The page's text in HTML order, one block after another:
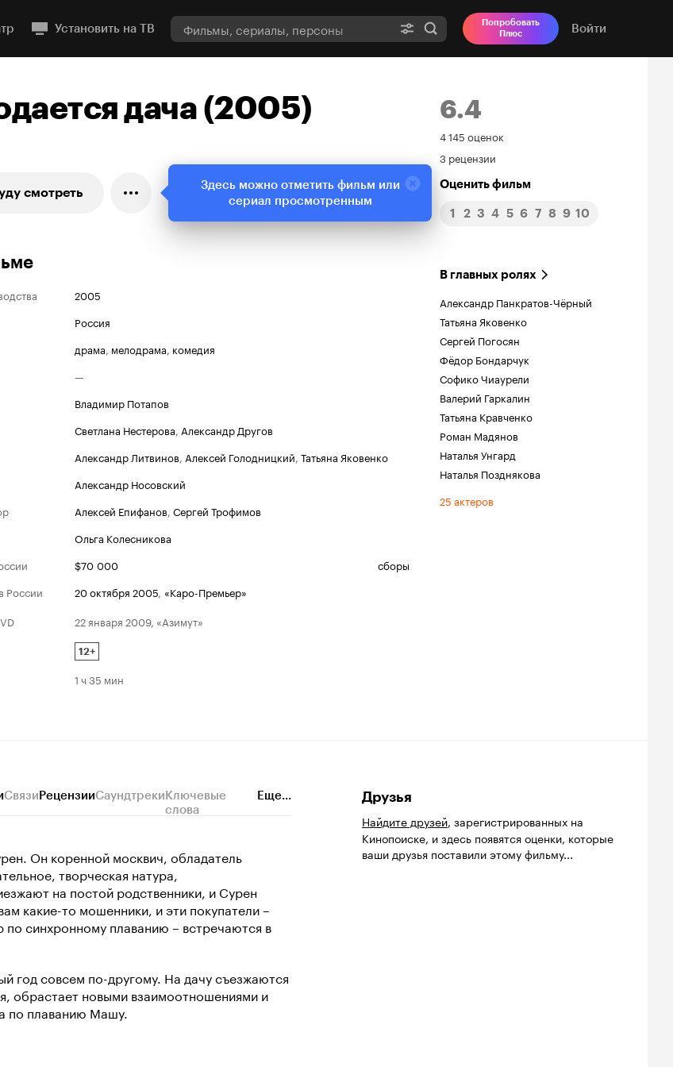
Установить на ТВ
Попробовать
Плюс
Войти
дача (2005)
смотреть
6.4
Рейтинг
Кинопоиска
6.4
4 145 оценок
3 рецензии
Оценить фильм
1 2 3 4 5 6 7 8 9 10
2005
Россия
драма, мелодрама, комедия
—
Владимир Потапов
Светлана Нестерова, Александр Другов
Александр Литвинов, Алексей Голодницкий, Татьяна Яковенко
Александр Носовский
Алексей Епифанов, Сергей Трофимов
Ольга Колесникова
$70 000
сборы
России
20 октября 2005, «Каро-Премьер»
22 января 2009, «Азимут»
12+
1 ч 35 мин
В главных ролях
Александр Панкратов-Чёрный
Татьяна Яковенко
Сергей Погосян
Фёдор Бондарчук
Софико Чиаурели
Валерий Гаркалин
Татьяна Кравченко
Роман Мадянов
Наталья Унгард
Наталья Позднякова
25 актеров
СвязиРецензииСаундтрекиКлючевые
слова
Еще...
Он коренной москвич, обладатель
творческая натура,
на постой родственники, и Сурен
какие-то мошенники, и эти покупатели –
синхронному плаванию – встречаются в
год совсем по-другому. На дачу съезжаются
обрастает новыми взаимоотношениями и
по плаванию Машу.
Друзья
Найдите друзей, зарегистрированных на
Кинопоиске, и здесь появятся оценки, которые
ваши друзья поставили этому фильму...
Здесь можно отметить фильм или
сериал просмотренным